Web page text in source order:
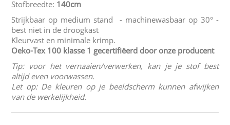
Stofbreedte: 140cm
Strijkbaar op medium stand - machinewasbaar op 30° -
best niet in de droogkast
Kleurvast en minimale krimp.
Oeko-Tex 100 klasse 1 gecertifiëerd door onze producent
Tip: voor het vernaaien/verwerken, kan je je stof best
altijd even voorwassen.
Let op: De kleuren op je beeldscherm kunnen afwijken
van de werkelijkheid.